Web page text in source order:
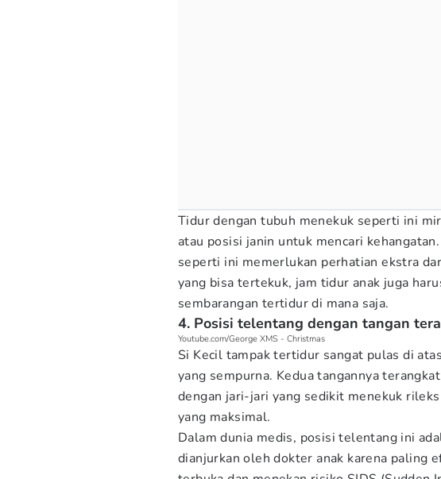
Tidur dengan tubuh menekuk seperti ini
atau posisi janin untuk mencari
seperti ini memerlukan perhatian ekstra
yang bisa tertekuk, jam tidur anak juga
sembarangan tertidur di mana saja.
4. Posisi telentang dengan tangan
Youtube.com/George XMS - Christmas
Si Kecil tampak tertidur sangat pulas di
yang sempurna. Kedua tangannya
dengan jari-jari yang sedikit menekuk
yang maksimal.
Dalam dunia medis, posisi telentang ini
dianjurkan oleh dokter anak karena paling